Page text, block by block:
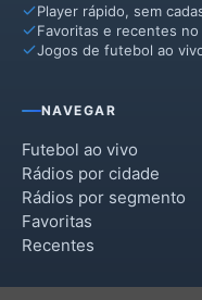
Player rápido, sem
Favoritas e recentes
Jogos de futebol ao
NAVEGAR
Futebol ao vivo
Rádios por cidade
Rádios por segmento
Favoritas
Recentes